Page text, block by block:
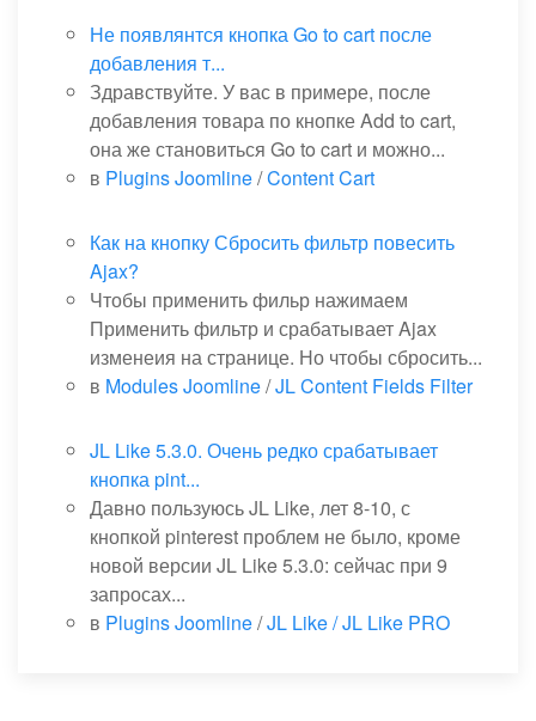
Не появлянтся кнопка Go to cart после
добавления т...
Здравствуйте. У вас в примере, после
добавления товара по кнопке Add to cart,
она же становиться Go to cart и можно...
в Plugins Joomline/Content Cart
Как на кнопку Сбросить фильтр повесить
Ajax?
Чтобы применить фильр нажимаем
Применить фильтр и срабатывает Ajax
изменеия на странице. Но чтобы сбросить...
в Modules Joomline/JL Content Fields Filter
JL Like 5.3.0. Очень редко срабатывает
кнопка pint...
Давно пользуюсь JL Like, лет 8-10, с
кнопкой pinterest проблем не было, кроме
новой версии JL Like 5.3.0: сейчас при 9
запросах...
в Plugins Joomline/JL Like / JL Like PRO